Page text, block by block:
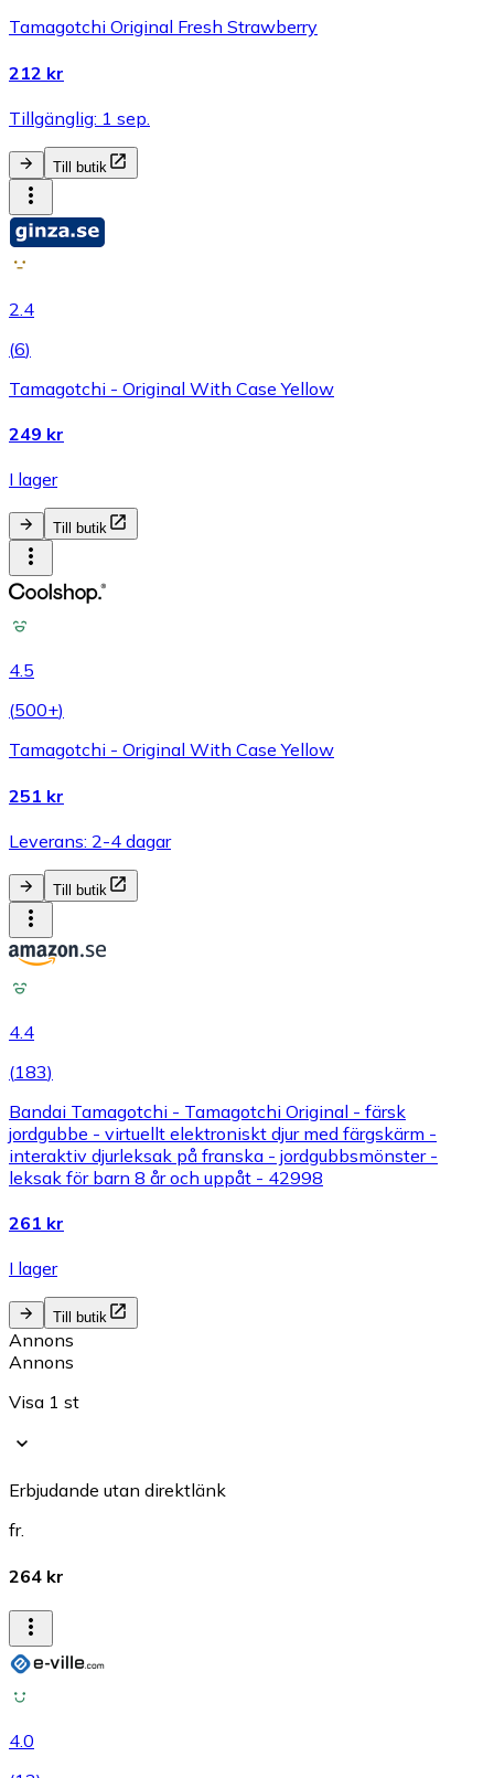
Tamagotchi Original Fresh Strawberry
212 kr
Tillgänglig: 1 sep.
Till butik
2.4
(6)
Tamagotchi - Original With Case Yellow
249 kr
I lager
Till butik
4.5
(500+)
Tamagotchi - Original With Case Yellow
251 kr
Leverans: 2-4 dagar
Till butik
4.4
(183)
Bandai Tamagotchi - Tamagotchi Original - färsk
jordgubbe - virtuellt elektroniskt djur med färgskärm -
interaktiv djurleksak på franska - jordgubbsmönster -
leksak för barn 8 år och uppåt - 42998
261 kr
I lager
Till butik
Annons
Annons
Visa 1 st
Erbjudande utan direktlänk
fr.
264 kr
4.0